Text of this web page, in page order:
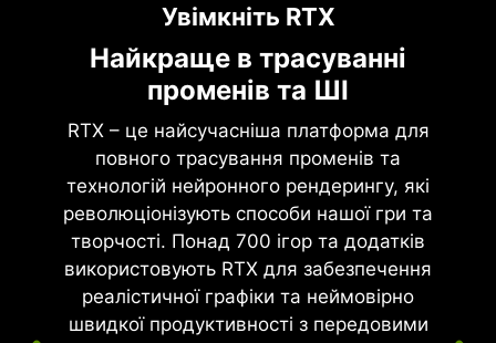
Увімкніть RTX
Найкраще в трасуванні
променів та ШІ
RTX – це найсучасніша платформа для
повного трасування променів та
технологій нейронного рендерингу, які
революціонізують способи нашої гри та
творчості. Понад 700 ігор та додатків
використовують RTX для забезпечення
реалістичної графіки та неймовірно
швидкої продуктивності з передовими